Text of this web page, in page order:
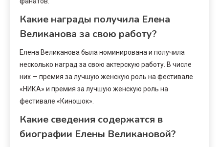
Какие награды получила Елена
Великанова за свою работу?
Елена Великанова была номинирована и получила
несколько наград за свою актерскую работу. В числе
них — премия за лучшую женскую роль на фестивале
«НИКА» и премия за лучшую женскую роль на
фестивале «Киношок».
Какие сведения содержатся в
биографии Елены Великановой?